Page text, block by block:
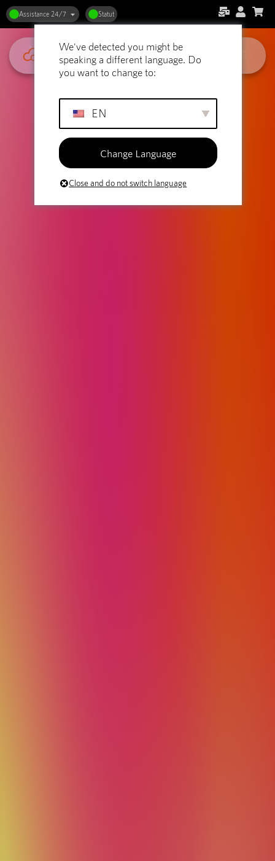
Assistance 24/7 Statut
Hébergement web et
hébergement pour vos images
We've detected you might be
speaking a different language. Do
you want to change to:
EN
Change Language
Close and do not switch language